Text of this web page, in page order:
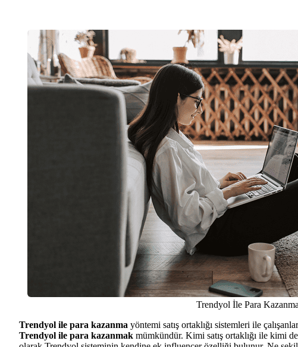
Trendyol İle Para
Trendyol ile para kazanma yöntemi satış ortaklığı sistemleri ile
Trendyol ile para kazanmak mümkündür. Kimi satış ortaklığı ile kimi